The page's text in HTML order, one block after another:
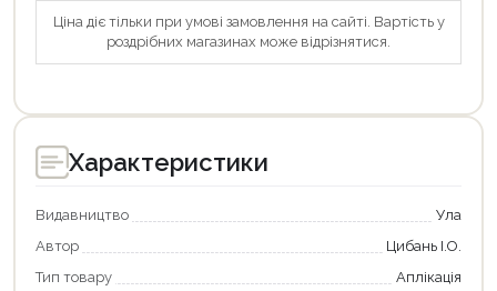
Ціна діє тільки при умові замовлення на сайті. Вартість у
роздрібних магазинах може відрізнятися.
Характеристики
Видавництво
Ула
Автор
Цибань І.О.
Тип товару
Аплікація